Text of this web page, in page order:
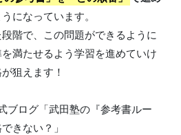
うになっています。
段階で、この問題ができるように
満たせるよう学習を進めていけ
狙えます！
ブログ「武田塾の『参考書ルー
きない？」